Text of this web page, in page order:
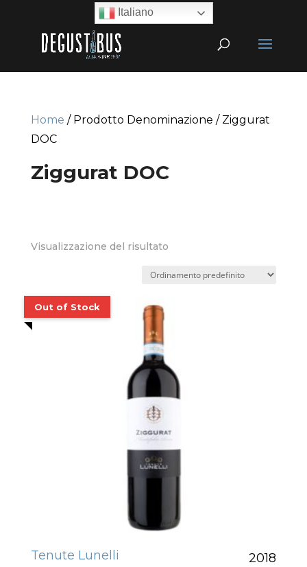
Home / Prodotto Denominazione / Ziggurat
DOC
Ziggurat DOC
Visualizzazione del risultato
Tenute Lunelli 2018
Italiano